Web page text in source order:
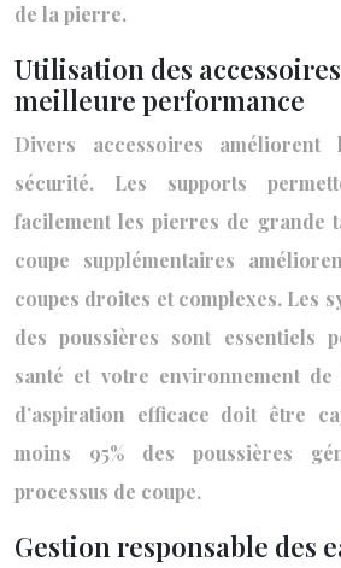
de la pierre.
Utilisation des
meilleure performance
Divers accessoires
sécurité. Les supports
facilement les pierres de grande
coupe supplémentaires
coupes droites et complexes. Les
des poussières sont essentiels
santé et votre environnement de
d’aspiration efficace doit être
moins 95% des poussières
processus de coupe.
Gestion responsable des